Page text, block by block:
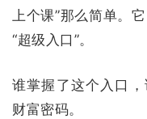
上个课”那么简单。
“超级入口”。
谁掌握了这个入口
财富密码。